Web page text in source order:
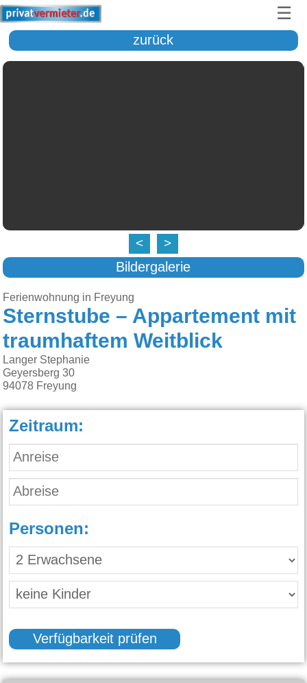
☰
zurück
< >
Bildergalerie
Ferienwohnung in Freyung
Sternstube – Appartement mit
traumhaftem Weitblick
Langer Stephanie
Geyersberg 30
94078 Freyung
Zeitraum:
Personen:
Verfügbarkeit prüfen